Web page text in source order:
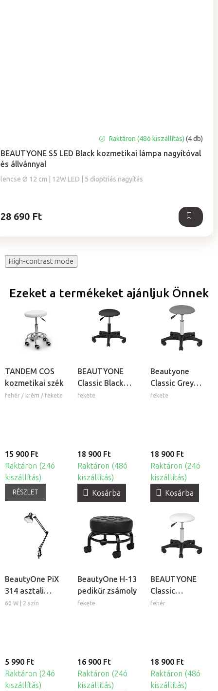
BEAUTYONE S5 LED Black kozmetikai lámpa nagyítóval
és állvánnyal
lencse Ø 12 cm | 12W LED | 5 dioptriás nagyítás
átlagos
értékelése
5-
Raktáron (48ó kiszállítás)(4 db)
28 690 Ft
High-contrast mode
Ezeket a termékeket ajánljuk Önnek
TANDEM COS
kozmetikai szék
fehér / krém / fekete
15 900 Ft
Raktáron (24ó
kiszállítás)
RÉSZLET
BEAUTYONE
Classic Black
gurulós
fekete
18 900 Ft
Raktáron (48ó
kiszállítás)
Kosárba
Beautyone
Classic Grey
gurulós
fekete
18 900 Ft
Raktáron (24ó
kiszállítás)
Kosárba
BeautyOne PiX
314 asztali
lámpa
60 W | 2 szín
5 990 Ft
Raktáron (24ó
kiszállítás)
BeautyOne H-13
pedikűr zsámoly
fekete
16 900 Ft
Raktáron (24ó
kiszállítás)
BEAUTYONE
Classic
kozmetikai szék
fehér
18 900 Ft
Raktáron (48ó
kiszállítás)